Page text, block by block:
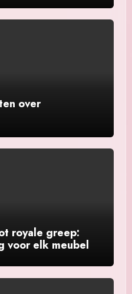
over
royale greep:
voor elk meubel